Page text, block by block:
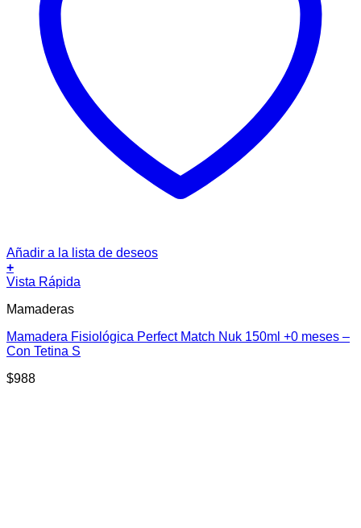
Añadir a la lista de deseos
+
Vista Rápida
Mamaderas
Mamadera Fisiológica Perfect Match Nuk 150ml +0 meses –
Con Tetina S
$988